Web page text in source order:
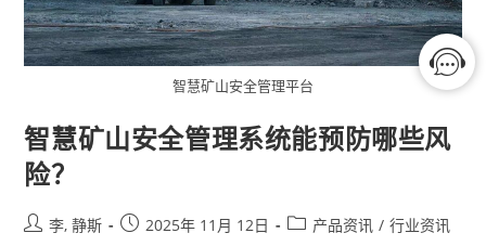
智慧矿山安全管理平台
智慧矿山安全管理系统能预防哪些风
险？
李, 静斯 2025年 11月 12日 产品资讯 / 行业资讯